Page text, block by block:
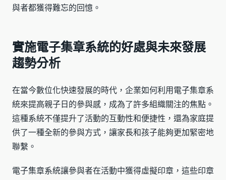
與者都獲得難忘的回憶。
實施電子集章系統的好處與未來發展
趨勢分析
在當今數位化快速發展的時代，企業如何利用電子集章系
統來提高親子日的參與感，成為了許多組織關注的焦點。
這種系統不僅提升了活動的互動性和便捷性，還為家庭提
供了一種全新的參與方式，讓家長和孩子能夠更加緊密地
聯繫。
電子集章系統讓參與者在活動中獲得虛擬印章，這些印章